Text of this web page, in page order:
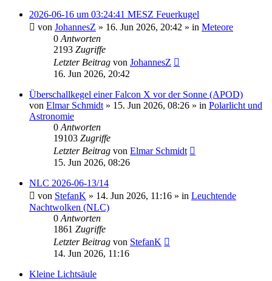
2026-06-16 um 03:24:41 MESZ Feuerkugel
von JohannesZ » 16. Jun 2026, 20:42 » in Meteore
0 Antworten
2193 Zugriffe
Letzter Beitrag von JohannesZ
16. Jun 2026, 20:42
Überschallkegel einer Falcon X vor der Sonne (APOD)
von Elmar Schmidt » 15. Jun 2026, 08:26 » in Polarlicht und
Astronomie
0 Antworten
19103 Zugriffe
Letzter Beitrag von Elmar Schmidt
15. Jun 2026, 08:26
NLC 2026-06-13/14
von StefanK » 14. Jun 2026, 11:16 » in Leuchtende
Nachtwolken (NLC)
0 Antworten
1861 Zugriffe
Letzter Beitrag von StefanK
14. Jun 2026, 11:16
Kleine Lichtsäule